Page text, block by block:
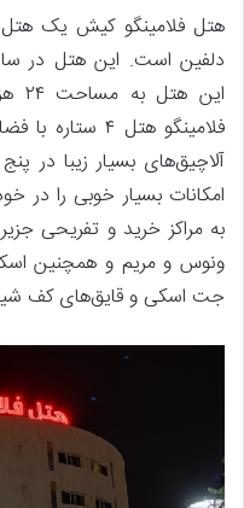
هتل فلامینگو کیش یک هتل
فلامینگو هتل ۴
امکانات بسیار خوبی را در
به مراکز خرید و تفریحی
ونوس و مریم و همچنین
جت اسکی و قایق‌های کف